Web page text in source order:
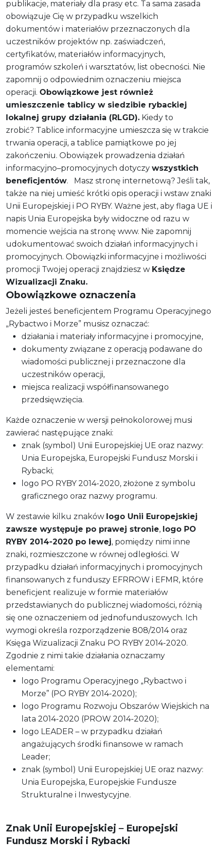
publikacje, materiały dla prasy etc. Ta sama zasada
obowiązuje Cię w przypadku wszelkich
dokumentów i materiałów przeznaczonych dla
uczestników projektów np. zaświadczeń,
certyfikatów, materiałów informacyjnych,
programów szkoleń i warsztatów, list obecności. Nie
zapomnij o odpowiednim oznaczeniu miejsca
operacji. Obowiązkowe jest również
umieszczenie tablicy w siedzibie rybackiej
lokalnej grupy działania (RLGD). Kiedy to
zrobić? Tablice informacyjne umieszcza się w trakcie
trwania operacji, a tablice pamiątkowe po jej
zakończeniu. Obowiązek prowadzenia działań
informacyjno–promocyjnych dotyczy wszystkich
beneficjentów. Masz stronę internetową? Jeśli tak,
także na niej umieść krótki opis operacji i wstaw znaki
Unii Europejskiej i PO RYBY. Ważne jest, aby flaga UE i
napis Unia Europejska były widoczne od razu w
momencie wejścia na stronę www. Nie zapomnij
udokumentować swoich działań informacyjnych i
promocyjnych. Obowiązki informacyjne i możliwości
promocji Twojej operacji znajdziesz w Księdze
Wizualizacji Znaku.
Obowiązkowe oznaczenia
Jeżeli jesteś beneficjentem Programu Operacyjnego
„Rybactwo i Morze” musisz oznaczać:
działania i materiały informacyjne i promocyjne,
dokumenty związane z operacją podawane do
wiadomości publicznej i przeznaczone dla
uczestników operacji,
miejsca realizacji współfinansowanego
przedsięwzięcia.
Każde oznaczenie w wersji pełnokolorowej musi
zawierać następujące znaki:
znak (symbol) Unii Europejskiej UE oraz nazwy:
Unia Europejska, Europejski Fundusz Morski i
Rybacki;
logo PO RYBY 2014-2020, złożone z symbolu
graficznego oraz nazwy programu.
W zestawie kilku znaków logo Unii Europejskiej
zawsze występuje po prawej stronie, logo PO
RYBY 2014-2020 po lewej, pomiędzy nimi inne
znaki, rozmieszczone w równej odległości. W
przypadku działań informacyjnych i promocyjnych
finansowanych z funduszy EFRROW i EFMR, które
beneficjent realizuje w formie materiałów
przedstawianych do publicznej wiadomości, różnią
się one oznaczeniem od jednofunduszowych. Ich
wymogi określa rozporządzenie 808/2014 oraz
Księga Wizualizacji Znaku PO RYBY 2014-2020.
Zgodnie z nimi takie działania oznaczamy
elementami:
logo Programu Operacyjnego „Rybactwo i
Morze” (PO RYBY 2014-2020);
logo Programu Rozwoju Obszarów Wiejskich na
lata 2014-2020 (PROW 2014-2020);
logo LEADER – w przypadku działań
angażujących środki finansowe w ramach
Leader;
znak (symbol) Unii Europejskiej UE oraz nazwy:
Unia Europejska, Europejskie Fundusze
Strukturalne i Inwestycyjne.
Znak Unii Europejskiej – Europejski
Fundusz Morski i Rybacki